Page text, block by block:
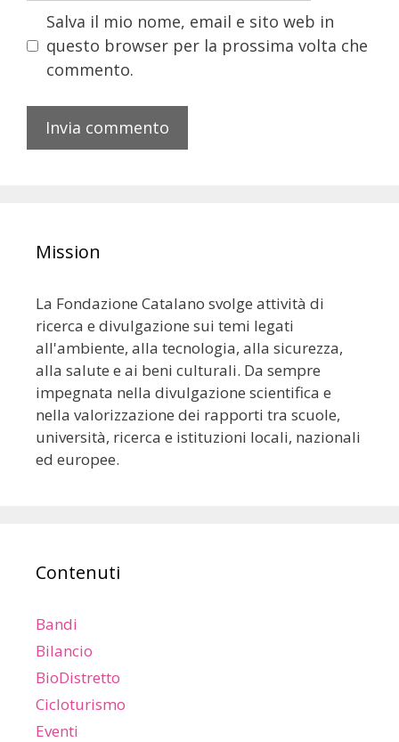
Salva il mio nome, email e sito web in
questo browser per la prossima volta che
commento.
Mission
La Fondazione Catalano svolge attività di
ricerca e divulgazione sui temi legati
all'ambiente, alla tecnologia, alla sicurezza,
alla salute e ai beni culturali. Da sempre
impegnata nella divulgazione scientifica e
nella valorizzazione dei rapporti tra scuole,
università, ricerca e istituzioni locali, nazionali
ed europee.
Contenuti
Bandi
Bilancio
BioDistretto
Cicloturismo
Eventi